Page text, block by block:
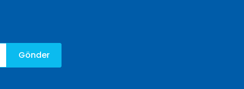
Gönder